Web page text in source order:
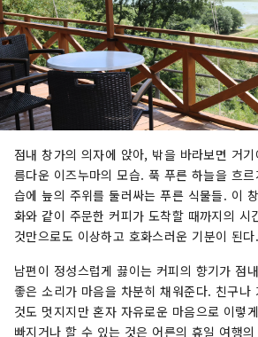
점내 창가의 의자에 앉아, 밖을 바라보면 거
름다운 이즈누마의 모습. 푹 푸른 하늘을 흐
습에 늪의 주위를 둘러싸는 푸른 식물들. 이
화와 같이 주문한 커피가 도착할 때까지의 시
것만으로도 이상하고 호화스러운 기분이 된다.
남편이 정성스럽게 끓이는 커피의 향기가 점
좋은 소리가 마음을 차분히 채워준다. 친구나
것도 멋지지만 혼자 자유로운 마음으로 이렇
빠지거나 할 수 있는 것은 어른의 휴일 여행